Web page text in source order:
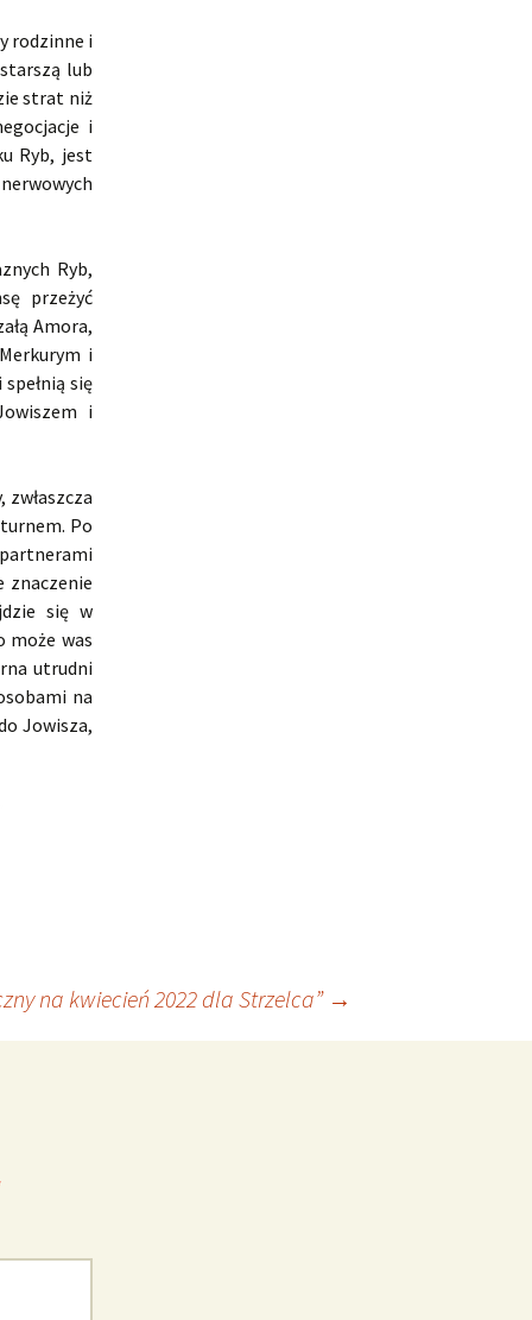
rodzinne i
lub
strat niż
i
Ryb, jest
Ryb,
przeżyć
Amora,
i
się
i
Po
znaczenie
się w
może was
utrudni
na
Jowisza,
na kwiecień 2022 dla Strzelca” →